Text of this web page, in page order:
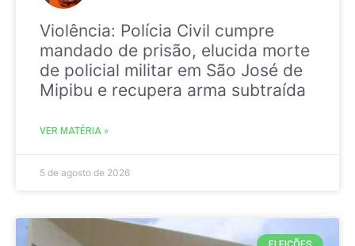
Violência: Polícia Civil cumpre
mandado de prisão, elucida morte
de policial militar em São José de
Mipibu e recupera arma subtraída
VER MATÉRIA »
5 de agosto de 2026